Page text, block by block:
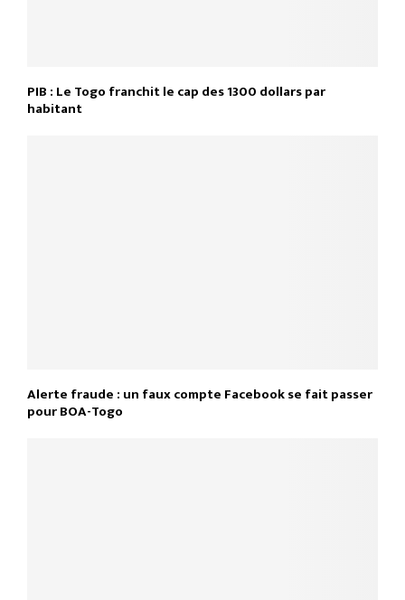
PIB : Le Togo franchit le cap des 1300 dollars par
habitant
Alerte fraude : un faux compte Facebook se fait passer
pour BOA-Togo